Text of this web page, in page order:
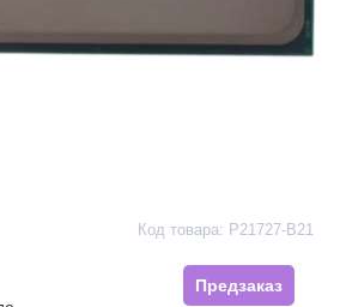
Код товара: P21727-B21
Предзаказ